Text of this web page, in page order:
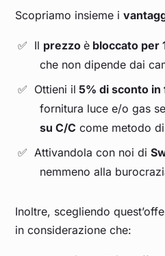
Scopriamo insieme i
Il prezzo è bloccato per
che non dipende dai
Ottieni il 5% di sconto in
fornitura luce e/o gas
su C/C come metodo
Attivandola con noi di
nemmeno alla
Inoltre, scegliendo
in considerazione che: